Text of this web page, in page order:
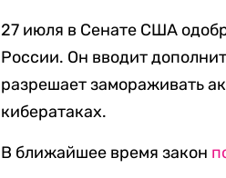
27 июля в Сенате США
России. Он вводит
разрешает замораживать
кибератаках.
В ближайшее время закон